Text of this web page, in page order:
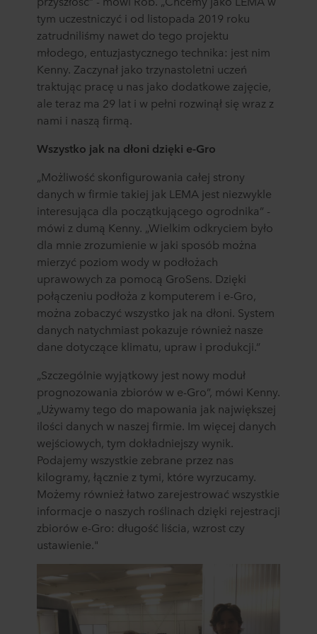
tym uczestniczyć i od listopada 2019 roku
zatrudniliśmy nawet do tego projektu
młodego, entuzjastycznego technika: jest nim
Kenny. Zaczynał jako trzynastoletni uczeń
traktując pracę u nas jako dodatkowe zajęcie,
ale teraz ma 29 lat i w pełni rozwinął się wraz z
nami i naszą firmą.
Wszystko jak na dłoni dzięki e-Gro
„Możliwość skonfigurowania całej strony
danych w firmie takiej jak LEMA jest niezwykle
interesująca dla początkującego ogrodnika” -
mówi z dumą Kenny. „Wielkim odkryciem było
dla mnie zrozumienie w jaki sposób można
mierzyć poziom wody w podłożach
uprawowych za pomocą GroSens. Dzięki
połączeniu podłoża z komputerem i e-Gro,
można zobaczyć wszystko jak na dłoni. System
danych natychmiast pokazuje również nasze
dane dotyczące klimatu, upraw i produkcji.”
„Szczególnie wyjątkowy jest nowy moduł
prognozowania zbiorów w e-Gro”, mówi Kenny.
„Używamy tego do mapowania jak największej
ilości danych w naszej firmie. Im więcej danych
wejściowych, tym dokładniejszy wynik.
Podajemy wszystkie zebrane przez nas
kilogramy, łącznie z tymi, które wyrzucamy.
Możemy również łatwo zarejestrować wszystkie
informacje o naszych roślinach dzięki rejestracji
zbiorów e-Gro: długość liścia, wzrost czy
ustawienie."